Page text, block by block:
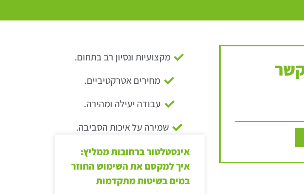
מקצועיות ונסיון רב בתחום.
מחירים אטרקטיביים.
עבודה יעילה ומהירה.
שמירה על איכות הסביבה.
אינסטלטור ברחובות ממליץ:
איך למקסם את השימוש החוזר
במים בשיטות מתקדמות